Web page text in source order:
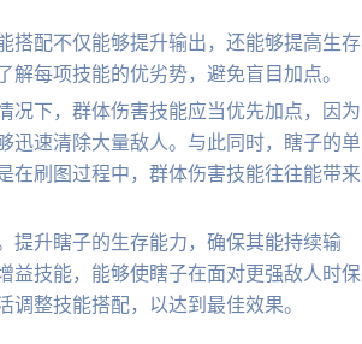
搭配不仅能够提升输出，还能够提高生存
每项技能的优劣势，避免盲目加点。
况下，群体伤害技能应当优先加点，因为
迅速清除大量敌人。与此同时，瞎子的单
在刷图过程中，群体伤害技能往往能带来
提升瞎子的生存能力，确保其能持续输
益技能，能够使瞎子在面对更强敌人时保
整技能搭配，以达到最佳效果。